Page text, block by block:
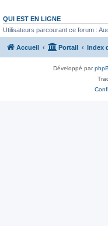
QUI EST EN LIGNE
Utilisateurs parcourant ce forum :
Accueil Portail Index
Développé par